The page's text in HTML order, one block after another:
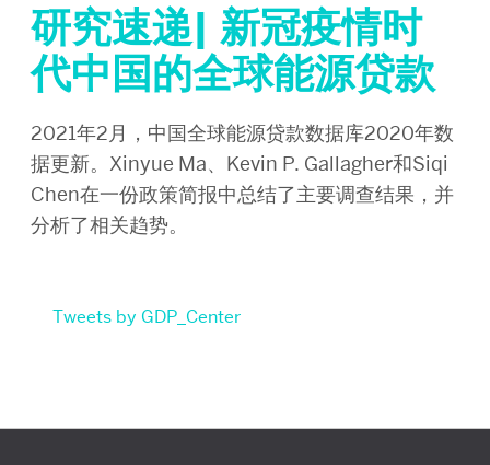
研究速递| 新冠疫情时
代中国的全球能源贷款
2021年2月，中国全球能源贷款数据库2020年数
据更新。Xinyue Ma、Kevin P. Gallagher和Siqi
Chen在一份政策简报中总结了主要调查结果，并
分析了相关趋势。
Tweets by GDP_Center